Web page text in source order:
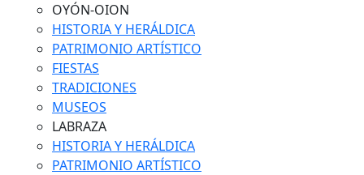
OYÓN-OION
HISTORIA Y HERÁLDICA
PATRIMONIO ARTÍSTICO
FIESTAS
TRADICIONES
MUSEOS
LABRAZA
HISTORIA Y HERÁLDICA
PATRIMONIO ARTÍSTICO